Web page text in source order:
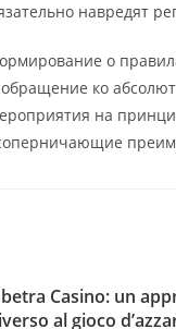
навредят
о
ко
на
Casino: un
al gioco